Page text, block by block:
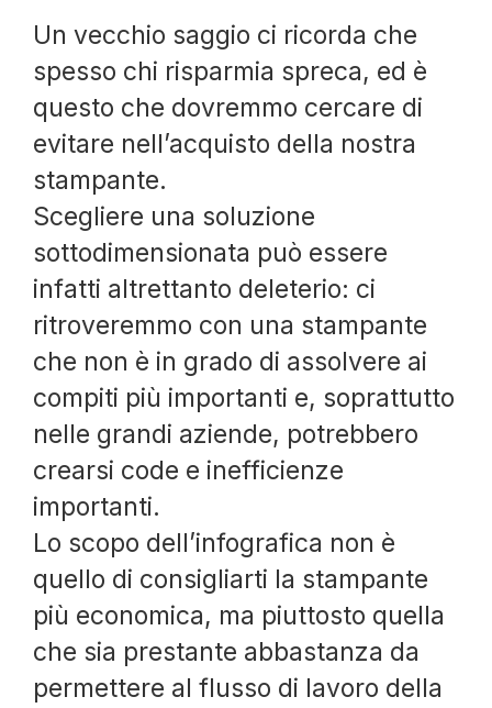
Un vecchio saggio ci ricorda che
spesso chi risparmia spreca, ed è
questo che dovremmo cercare di
evitare nell’acquisto della nostra
stampante.
Scegliere una soluzione
sottodimensionata può essere
infatti altrettanto deleterio: ci
ritroveremmo con una stampante
che non è in grado di assolvere ai
compiti più importanti e, soprattutto
nelle grandi aziende, potrebbero
crearsi code e inefficienze
importanti.
Lo scopo dell’infografica non è
quello di consigliarti la stampante
più economica, ma piuttosto quella
che sia prestante abbastanza da
permettere al flusso di lavoro della